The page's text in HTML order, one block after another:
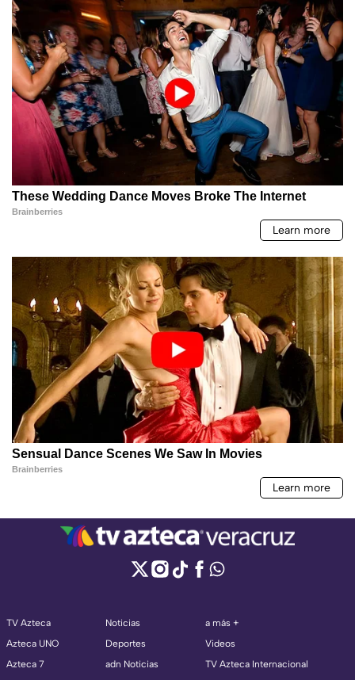
TV Azteca
Azteca UNO
Azteca 7
Noticias
Deportes
adn Noticias
a más +
Videos
TV Azteca Internacional